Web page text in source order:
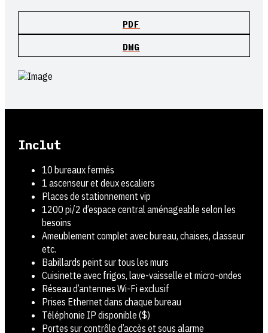
PDF
DWG
Inclut
10 bureaux fermés
1 ascenseur et deux escaliers
Places de stationnement vip
1200 pi/2 d’espace central aménageable selon les
besoins
Ameublement complet avec bureau, chaises, classeur
etc.
Babillards peint sur tous les murs
Cuisinette avec frigos, lave-vaisselle et micro-ondes
Réseau d’antennes Wi-Fi exclusif
Prises Ethernet dans chaque bureau
Téléphonie IP disponible ($)
Portes sur contrôle d’accès et sous alarme